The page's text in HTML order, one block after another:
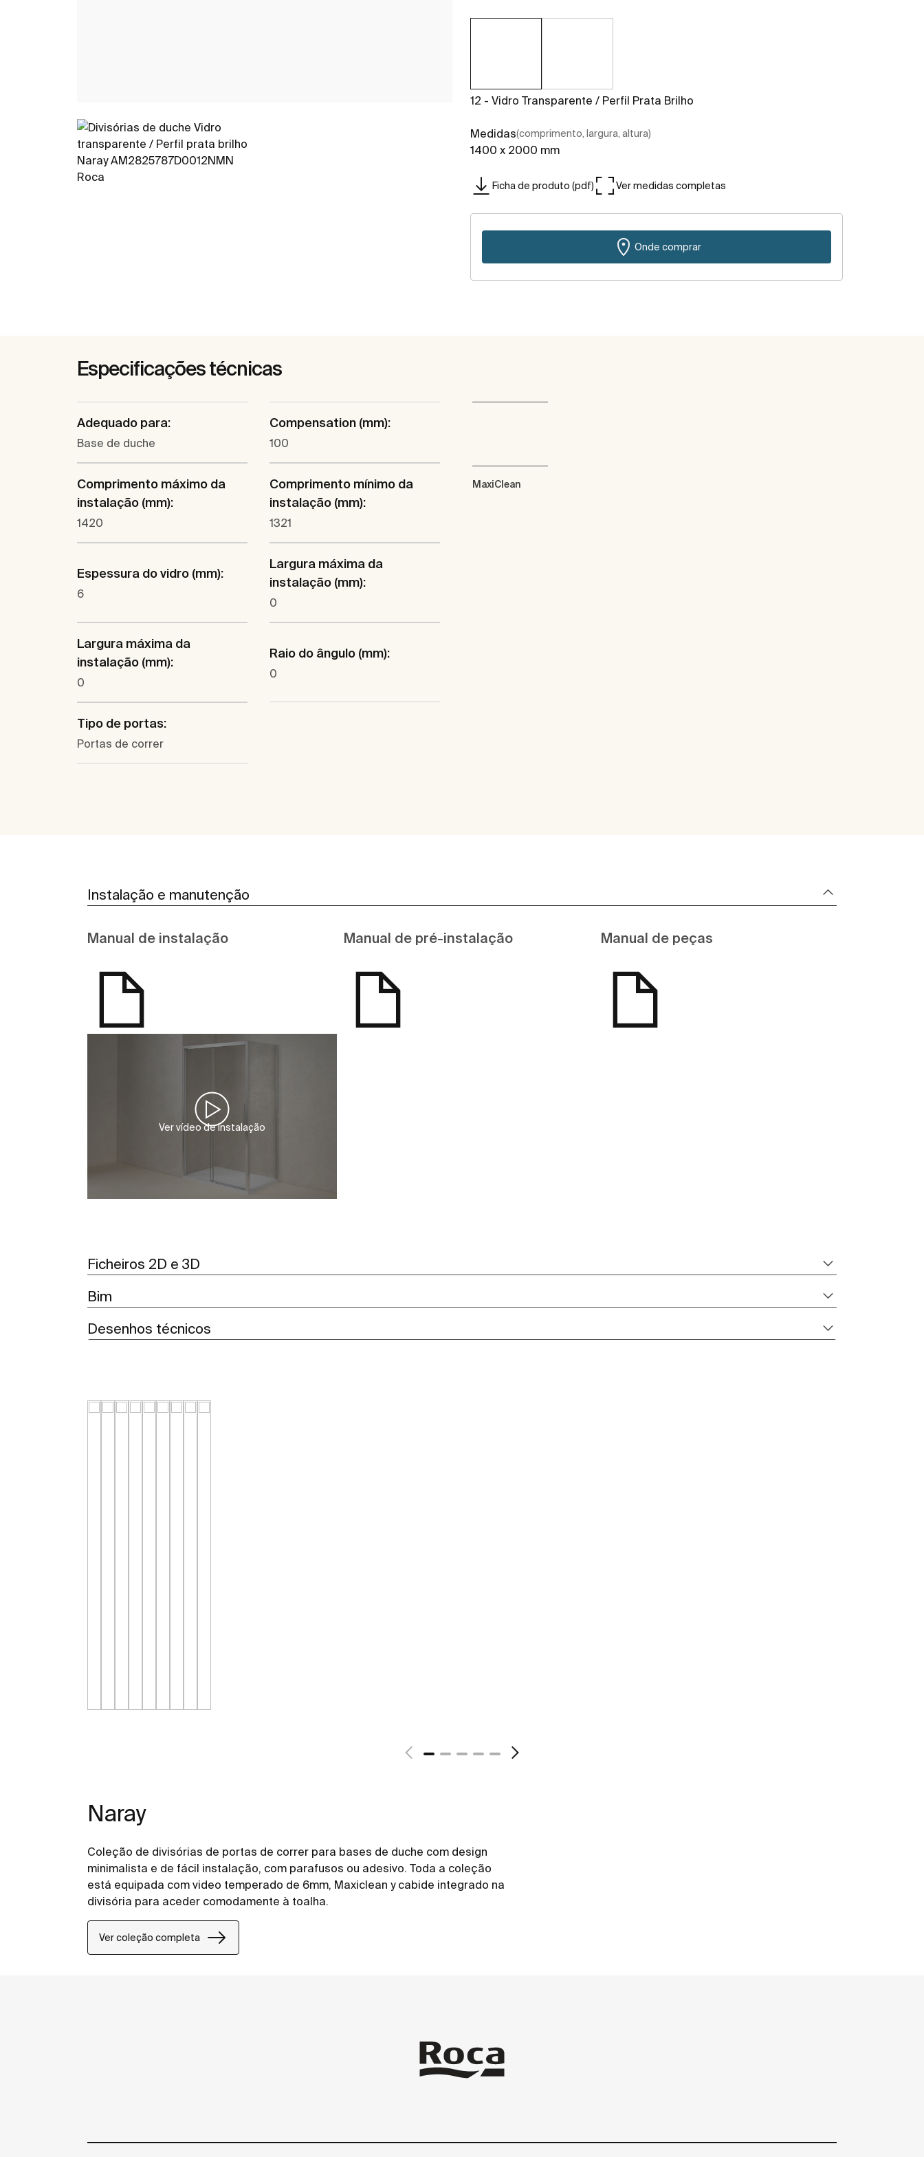
12 - Vidro Transparente / Perfil Prata Brilho
Medidas(comprimento, largura, altura)
1400 x 2000 mm
Ficha de produto (pdf) Ver medidas completas
Onde comprar
Especificações técnicas
Adequado para:
Base de duche
Compensation (mm):
100
Comprimento máximo da
instalação (mm):
1420
Comprimento mínimo da
instalação (mm):
1321
Espessura do vidro (mm):
6
Largura máxima da
instalação (mm):
0
Largura máxima da
instalação (mm):
0
Raio do ângulo (mm):
0
Tipo de portas:
Portas de correr
MaxiClean
Instalação e manutenção
Manual de instalação Manual de pré-instalação Manual de peças
Ver vídeo de instalação
Ficheiros 2D e 3D
Bim
Desenhos técnicos
Naray
Coleção de divisórias de portas de correr para bases de duche com design
minimalista e de fácil instalação, com parafusos ou adesivo. Toda a coleção
está equipada com video temperado de 6mm, Maxiclean y cabide integrado na
divisória para aceder comodamente à toalha.
Ver coleção completa